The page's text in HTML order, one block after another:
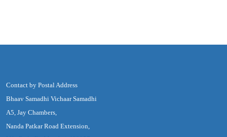
Contact by Postal Address
Bhaav Samadhi Vichaar Samadhi
A5, Jay Chambers,
Nanda Patkar Road Extension,